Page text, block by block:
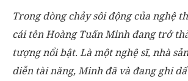
Trong dòng chảy sôi động của nghệ
cái tên Hoàng Tuấn Minh đang trở
tượng nổi bật. Là một nghệ sĩ, nhà
diễn tài năng, Minh đã và đang ghi